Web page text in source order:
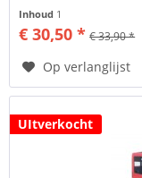
Inhoud 1
€ 30,50 * € 33,90 *
Op verlanglijst
UItverkocht